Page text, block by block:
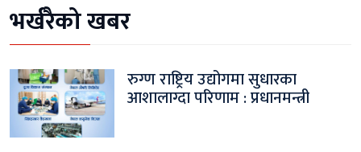
भर्खरैको खबर
रुग्ण राष्ट्रिय उद्योगमा सुधारका
आशालाग्दा परिणाम : प्रधानमन्त्री